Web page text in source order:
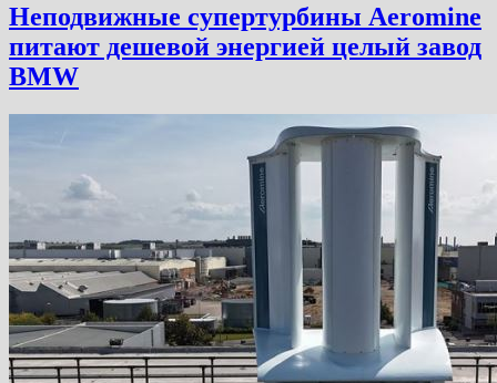
Неподвижные супертурбины Aeromine
питают дешевой энергией целый завод
BMW